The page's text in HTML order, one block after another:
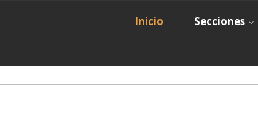
Inicio Secciones